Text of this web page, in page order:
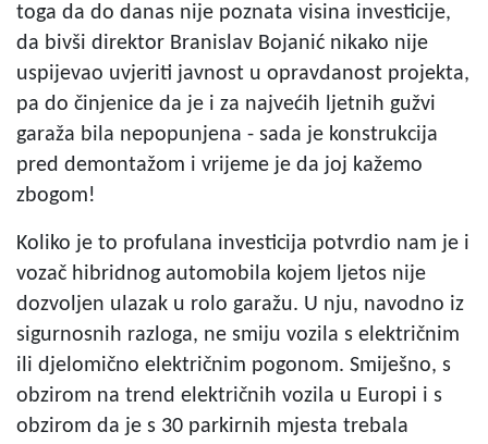
toga da do danas nije poznata visina investicije,
da bivši direktor Branislav Bojanić nikako nije
uspijevao uvjeriti javnost u opravdanost projekta,
pa do činjenice da je i za najvećih ljetnih gužvi
garaža bila nepopunjena - sada je konstrukcija
pred demontažom i vrijeme je da joj kažemo
zbogom!
Koliko je to profulana investicija potvrdio nam je i
vozač hibridnog automobila kojem ljetos nije
dozvoljen ulazak u rolo garažu. U nju, navodno iz
sigurnosnih razloga, ne smiju vozila s električnim
ili djelomično električnim pogonom. Smiješno, s
obzirom na trend električnih vozila u Europi i s
obzirom da je s 30 parkirnih mjesta trebala